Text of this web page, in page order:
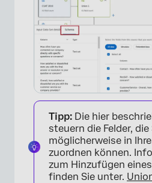
Tipp: Die hier
steuern die Felder, die
möglicherweise in
zuordnen können.
zum Hinzufügen
finden Sie unter.